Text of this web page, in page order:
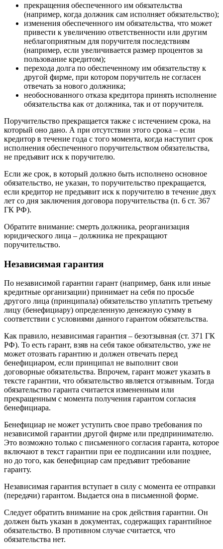
прекращения обеспеченного им обязательства
(например, когда должник сам исполняет обязательство);
изменения обеспеченного им обязательства, что может
привести к увеличению ответственности или другим
неблагоприятным для поручителя последствиям
(например, если увеличивается размер процентов за
пользование кредитом);
перехода долга по обеспеченному им обязательству к
другой фирме, при котором поручитель не согласен
отвечать за нового должника;
необоснованного отказа кредитора принять исполнение
обязательства как от должника, так и от поручителя.
Поручительство прекращается также с истечением срока, на
который оно дано. А при отсутствии этого срока – если
кредитор в течение года с того момента, когда наступит срок
исполнения обеспеченного поручительством обязательства,
не предъявит иск к поручителю.
Если же срок, в который должно быть исполнено основное
обязательство, не указан, то поручительство прекращается,
если кредитор не предъявит иск к поручителю в течение двух
лет со дня заключения договора поручительства (п. 6 ст. 367
ГК РФ).
Обратите внимание: смерть должника, реорганизация
юридического лица – должника не прекращают
поручительство.
Независимая гарантия
По независимой гарантии гарант (например, банк или иные
кредитные организации) принимает на себя по просьбе
другого лица (принципала) обязательство уплатить третьему
лицу (бенефициару) определенную денежную сумму в
соответствии с условиями данного гарантом обязательства.
Как правило, независимая гарантия – безотзывная (ст. 371 ГК
РФ). То есть гарант, взяв на себя такое обязательство, уже не
может отозвать гарантию и должен отвечать перед
бенефициаром, если принципал не выполнит свои
договорные обязательства. Впрочем, гарант может указать в
тексте гарантии, что обязательство является отзывным. Тогда
обязательство гаранта считается измененным или
прекращенным с момента получения гарантом согласия
бенефициара.
Бенефициар не может уступить свое право требования по
независимой гарантии другой фирме или предпринимателю.
Это возможно только с письменного согласия гаранта, которое
включают в текст гарантии при ее подписании или позднее,
но до того, как бенефициар сам предъявит требование
гаранту.
Независимая гарантия вступает в силу с момента ее отправки
(передачи) гарантом. Выдается она в письменной форме.
Следует обратить внимание на срок действия гарантии. Он
должен быть указан в документах, содержащих гарантийное
обязательство. В противном случае считается, что
обязательства нет.